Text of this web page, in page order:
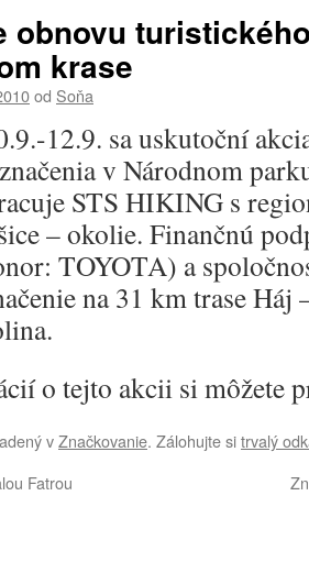
obnovu
krase
od Soňa
12.9. sa uskutoční
v Národnom
STS HIKING s
– okolie. Finančnú
TOYOTA) a
na 31 km trase Háj
o tejto akcii si môžete
vZnačkovanie. Zálohujte sitrvalý
Fatrou